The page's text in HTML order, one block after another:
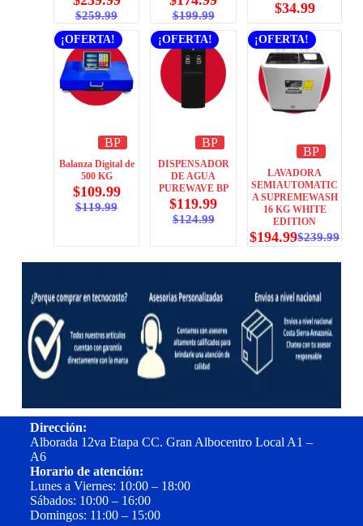
$259.99 $199.99 $34.99
¡OFERTA!
BP
Balanza Digital de
500 KG
$119.99
$109.99
¡OFERTA!
BP
DISPENSADOR
DE AGUA
PUREWAVE BP
$124.99
$119.99
¡OFERTA!
BP
LAVADORA
SEMIAUTOMATIC
A SUPREMEWASH
16 KG WHITE
EDITION
$239.99
$194.99
Dirección:
Alborada 12va Etapa CC. Gran Albocentro Local A1 –
A6
Horario de atención:
Lunes a Viernes: 10:00 – 18:00
Sábados: 10:00 – 16:00
Domingos: 11:00 – 15:00